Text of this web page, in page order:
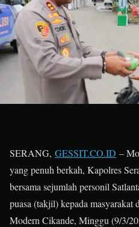
SERANG, GESSIT.CO.ID –
yang penuh berkah, Kapolres
bersama sejumlah personil
puasa (takjil) kepada masyarakat
Modern Cikande, Minggu (9/3/